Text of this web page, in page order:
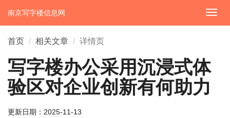
切
换
南京写字楼信息网
首页 相关文章 详情页
写字楼办公采用沉浸式体
验区对企业创新有何助力
更新日期： 2025-11-13